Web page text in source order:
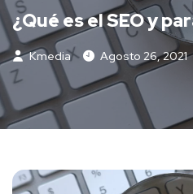
¿Qué es el SEO y
Kmedia Agosto 26, 2021